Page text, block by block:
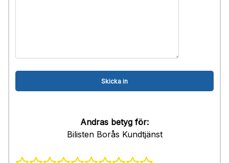
Andras betyg för:
Bilisten Borås Kundtjänst